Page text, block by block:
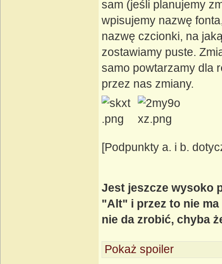
sam (jeśli planujemy
wpisujemy nazwę
nazwę czcionki, na
zostawiamy puste.
samo powtarzamy dla
przez nas zmiany.
[Podpunkty a. i b.
Jest jeszcze wysoko
"Alt" i przez to nie
nie da zrobić, chyba
Pokaż spoiler